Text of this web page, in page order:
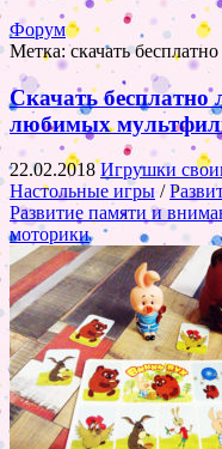
Форум
Метка:скачать
Скачать бесплатно
любимых
22.02.2018Игрушки
Настольные игры /
Развитие памяти и
моторики